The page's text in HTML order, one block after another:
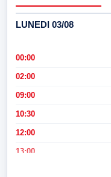
LUNEDI 03/08
00:00
02:00
09:00
10:30
12:00
13:00